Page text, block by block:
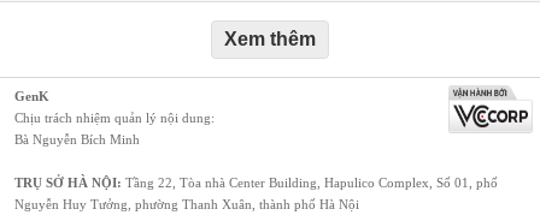
Xem thêm
GenK
Chịu trách nhiệm quản lý nội dung:
Bà Nguyễn Bích Minh
TRỤ SỞ HÀ NỘI: Tầng 22, Tòa nhà Center Building, Hapulico Complex, Số 01, phố
Nguyễn Huy Tưởng, phường Thanh Xuân, thành phố Hà Nội